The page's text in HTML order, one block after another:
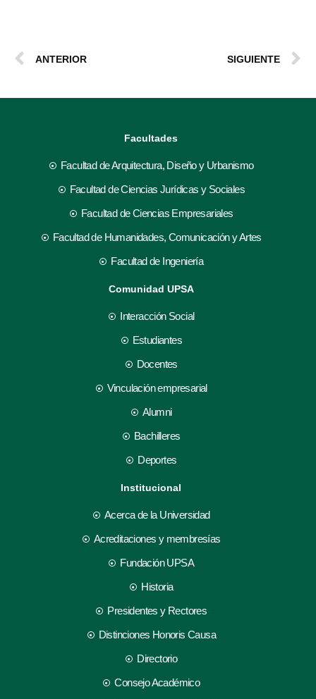
ANTERIOR SIGUIENTE
Facultades
Facultad de Arquitectura, Diseño y Urbanismo
Facultad de Ciencias Jurídicas y Sociales
Facultad de Ciencias Empresariales
Facultad de Humanidades, Comunicación y Artes
Facultad de Ingeniería
Comunidad UPSA
Interacción Social
Estudiantes
Docentes
Vinculación empresarial
Alumni
Bachilleres
Deportes
Institucional
Acerca de la Universidad
Acreditaciones y membresías
Fundación UPSA
Historia
Presidentes y Rectores
Distinciones Honoris Causa
Directorio
Consejo Académico